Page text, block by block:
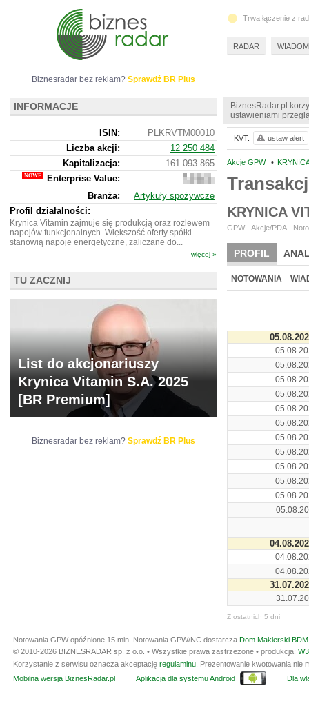
BiznesRadar.pl
ustawieniami
Akcje GPW •
KRYNICA
GPW - Akcje/PDA -
PROFIL
BR LAB
NOTOWANIA
Z ostatnich 5 dni
KVT: ustaw alert
Biznesradar bez reklam? Sprawdź BR Plus
INFORMACJE
ISIN:
PLKRVTM00010
Liczba akcji:
12 250 484
Kapitalizacja:
161 093 865
Enterprise Value:
185
743
865
Branża:
Artykuły spożywcze
Profil działalności:
Krynica Vitamin zajmuje się produkcją oraz rozlewem
napojów funkcjonalnych. Większość oferty spółki
stanowią napoje energetyczne, zaliczane do...
więcej »
TU ZACZNIJ
List do akcjonariuszy
Krynica Vitamin S.A. 2025
[BR Premium]
Biznesradar bez reklam? Sprawdź BR Plus
Trwa łączenie z
RADAR
Notowania GPW opóźnione 15 min. Notowania GPW/NC dostarcza Dom Maklerski
© 2010-2026 BIZNESRADAR sp. z o.o. • Wszystkie prawa zastrzeżone • produkcja:
Korzystanie z serwisu oznacza akceptację regulaminu . Prezentowanie kwotowania
Mobilna wersja BiznesRadar.pl
Aplikacja dla systemu Android Dla